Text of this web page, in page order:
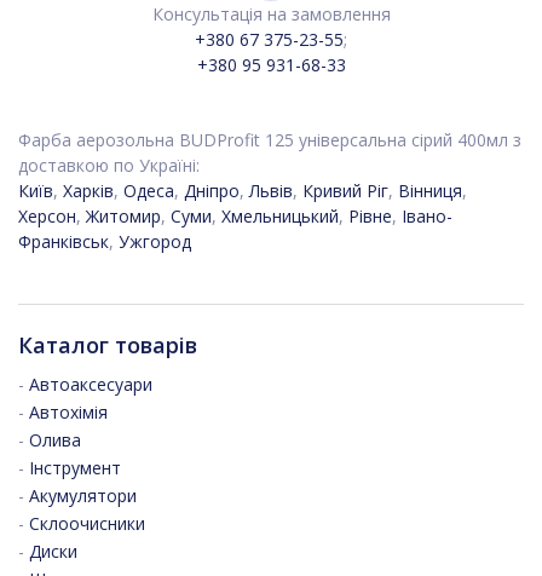
Консультація на замовлення
+380 67 375-23-55;
+380 95 931-68-33
Фарба аерозольна BUDProfit 125 універсальна сірий 400мл з
доставкою по Україні:
Київ, Харків, Одеса, Дніпро,Львів, Кривий Ріг, Вінниця,
Херсон,Житомир, Суми, Хмельницький, Рівне, Івано-
Франківськ, Ужгород
Каталог товарів
- Автоаксесуари
- Автохімія
- Олива
- Інструмент
- Акумулятори
- Склоочисники
- Диски